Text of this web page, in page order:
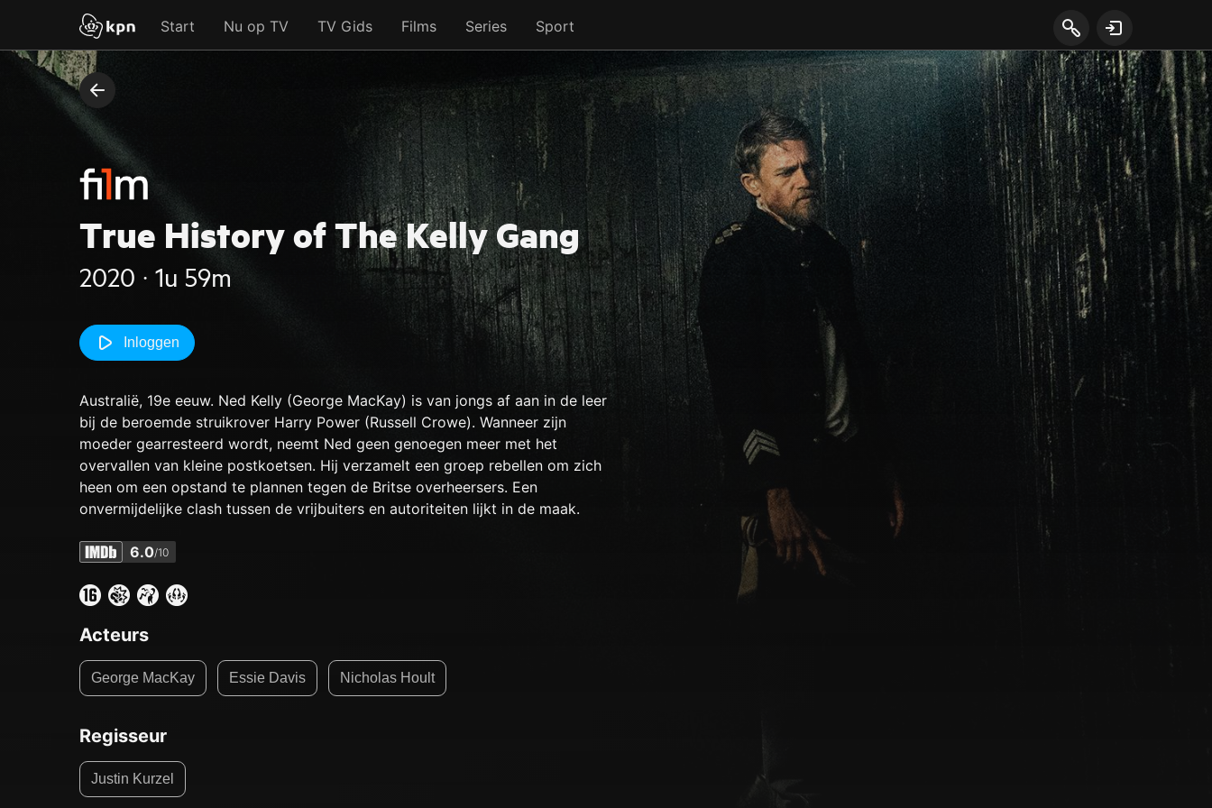
Start Nu op TV TV Gids Films Series Sport
True History of The Kelly Gang
2020 ‧ 1u 59m
Inloggen
Australië, 19e eeuw. Ned Kelly (George MacKay) is van jongs af aan in de leer
bij de beroemde struikrover Harry Power (Russell Crowe). Wanneer zijn
moeder gearresteerd wordt, neemt Ned geen genoegen meer met het
overvallen van kleine postkoetsen. Hij verzamelt een groep rebellen om zich
heen om een opstand te plannen tegen de Britse overheersers. Een
onvermijdelijke clash tussen de vrijbuiters en autoriteiten lijkt in de maak.
6.0/10
Acteurs
George MacKay Essie Davis Nicholas Hoult
Regisseur
Justin Kurzel